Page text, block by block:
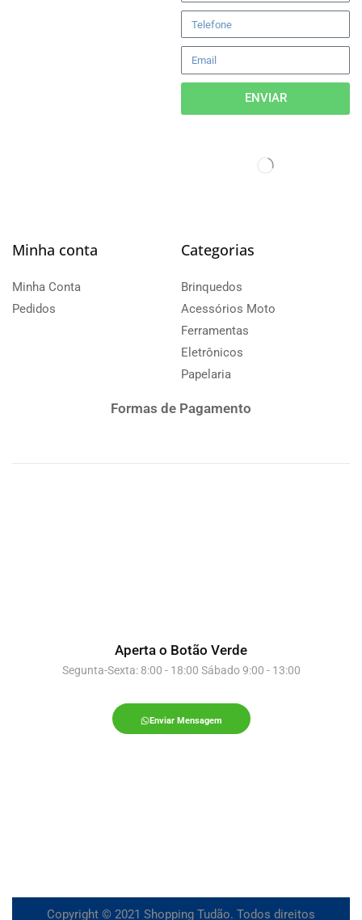
ENVIAR
Minha conta
Minha Conta
Pedidos
Categorias
Brinquedos
Acessórios Moto
Ferramentas
Eletrônicos
Papelaria
Formas de Pagamento
Aperta o Botão Verde
Segunta-Sexta: 8:00 - 18:00 Sábado 9:00 - 13:00
Enviar Mensagem
Copyright © 2021 Shopping Tudão. Todos direitos